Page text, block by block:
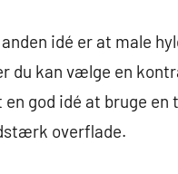
anden idé er at male
du kan vælge en
en god idé at bruge
overflade.